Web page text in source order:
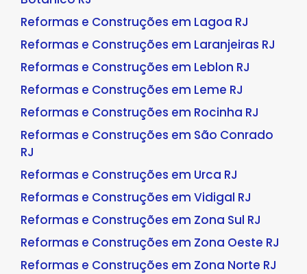
Reformas e Construções em Lagoa RJ
Reformas e Construções em Laranjeiras RJ
Reformas e Construções em Leblon RJ
Reformas e Construções em Leme RJ
Reformas e Construções em Rocinha RJ
Reformas e Construções em São Conrado
RJ
Reformas e Construções em Urca RJ
Reformas e Construções em Vidigal RJ
Reformas e Construções em Zona Sul RJ
Reformas e Construções em Zona Oeste RJ
Reformas e Construções em Zona Norte RJ